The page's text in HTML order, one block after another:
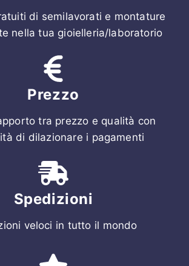
di semilavorati e montature
nella tua gioielleria/laboratorio
Prezzo
tra prezzo e qualità con
di dilazionare i pagamenti
Spedizioni
veloci in tutto il mondo